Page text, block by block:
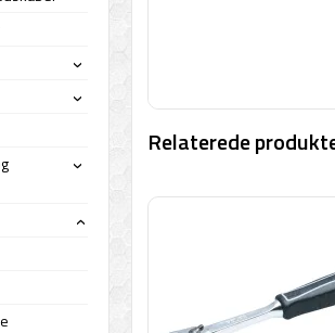
Relaterede
›
›
›
›